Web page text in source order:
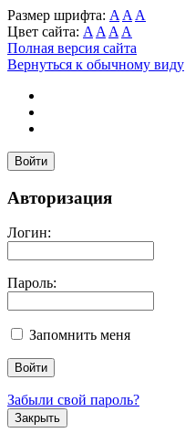
Размер шрифта: A A A
Цвет сайта: A A A A
Полная версия сайта
Вернуться к обычному виду
Войти
Авторизация
Логин:
Пароль:
Запомнить меня
Забыли свой пароль?
Закрыть